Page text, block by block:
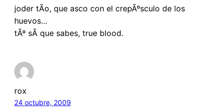
joder tÃ­o, que asco con el crepÃºsculo de los
huevos…
tÃº sÃ­ que sabes, true blood.
rox
24 octubre, 2009